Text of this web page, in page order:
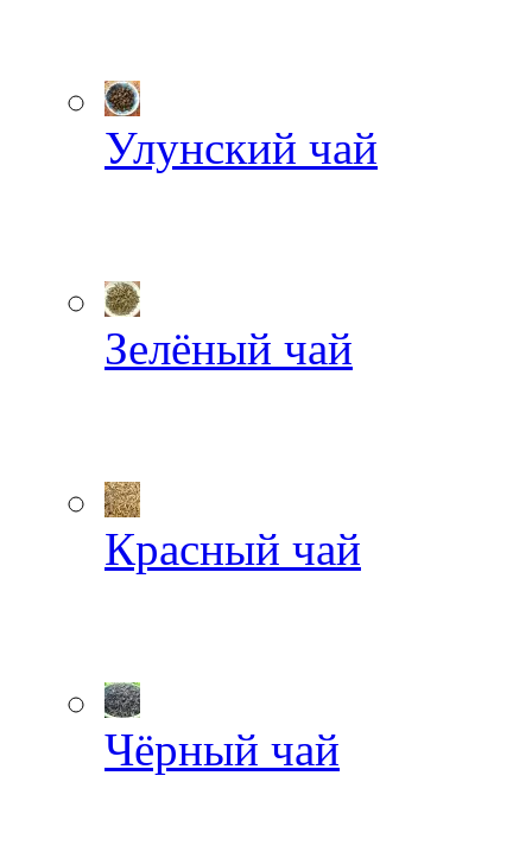
Улунский чай
Зелёный чай
Красный чай
Чёрный чай